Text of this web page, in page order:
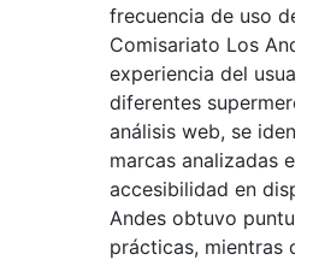
frecuencia de uso
Comisariato Los
experiencia del
diferentes
análisis web, se
marcas analizadas
accesibilidad en
Andes obtuvo
prácticas, mientras